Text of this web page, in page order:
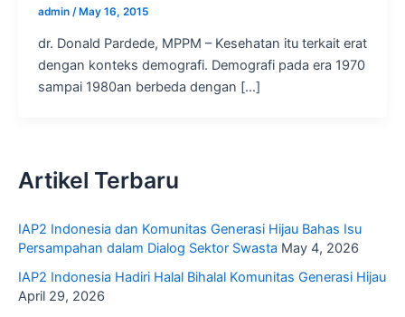
admin / May 16, 2015
dr. Donald Pardede, MPPM – Kesehatan itu terkait erat
dengan konteks demografi. Demografi pada era 1970
sampai 1980an berbeda dengan […]
Artikel Terbaru
IAP2 Indonesia dan Komunitas Generasi Hijau Bahas Isu
Persampahan dalam Dialog Sektor Swasta May 4, 2026
IAP2 Indonesia Hadiri Halal Bihalal Komunitas Generasi Hijau
April 29, 2026